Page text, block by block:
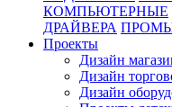
КОМПЬЮТЕРНЫЕ
ДРАЙВЕРА
Проекты
Дизайн
Дизайн
Дизайн